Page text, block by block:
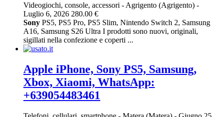
Videogiochi, console, accessori - Agrigento (Agrigento) -
Luglio 6, 2026 280.00 €
Sony PS5, PS5 Pro, PS5 Slim, Nintendo Switch 2, Samsung
A16, Samsung S26 Ultra I prodotti sono nuovi, originali,
sigillati nella confezione e coperti ...
Apple iPhone, Sony PS5, Samsung,
Xbox, Xiaomi, WhatsApp:
+639054483461